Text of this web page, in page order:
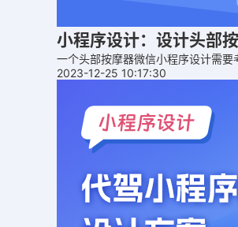
小程序设计：设计头部
一个头部按摩器微信小程序设计需
2023-12-25 10:17:30